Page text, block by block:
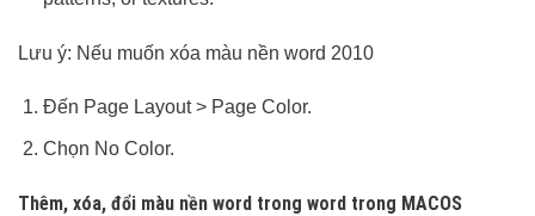
Lưu ý: Nếu muốn xóa màu nền word 2010
Đến Page Layout > Page Color.
Chọn No Color.
Thêm, xóa, đổi màu nền word trong word trong MACOS